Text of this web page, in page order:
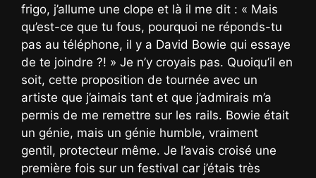
frigo, j’allume une clope et là il me dit : « Mais
qu’est-ce que tu fous, pourquoi ne réponds-tu
pas au téléphone, il y a David Bowie qui essaye
de te joindre ?! » Je n’y croyais pas. Quoiqu’il en
soit, cette proposition de tournée avec un
artiste que j’aimais tant et que j’admirais m’a
permis de me remettre sur les rails. Bowie était
un génie, mais un génie humble, vraiment
gentil, protecteur même. Je l’avais croisé une
première fois sur un festival car j’étais très